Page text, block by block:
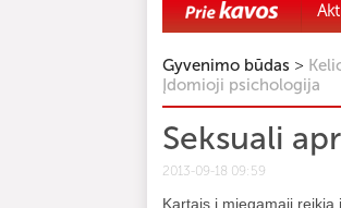
Gyvenimo būdas >
Įdomioji psichologija
Seksuali
2013-09-18 09:59
Kartais į miegamąjį